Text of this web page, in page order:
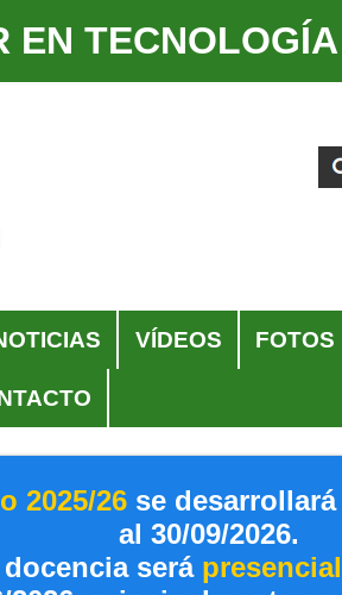
EN
VÍDEOS FOTOS
2025/26 se desarrollará
al 30/09/2026.
docencia será presencial